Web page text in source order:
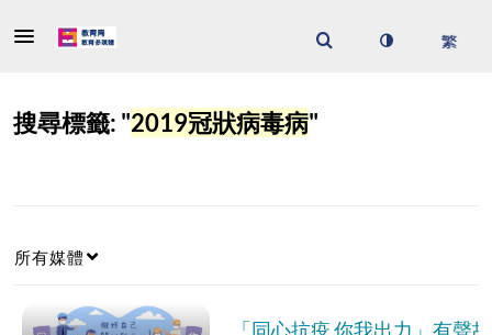
搜尋標籤: "2019冠狀病毒病"
所有媒體